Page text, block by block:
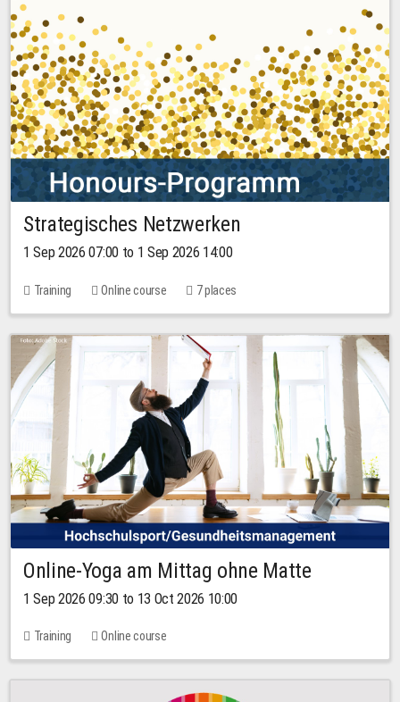
Strategisches Netzwerken
1 Sep 2026 07:00 to 1 Sep 2026 14:00
Training Online course 7 places
Online-Yoga am Mittag ohne Matte
1 Sep 2026 09:30 to 13 Oct 2026 10:00
Training Online course